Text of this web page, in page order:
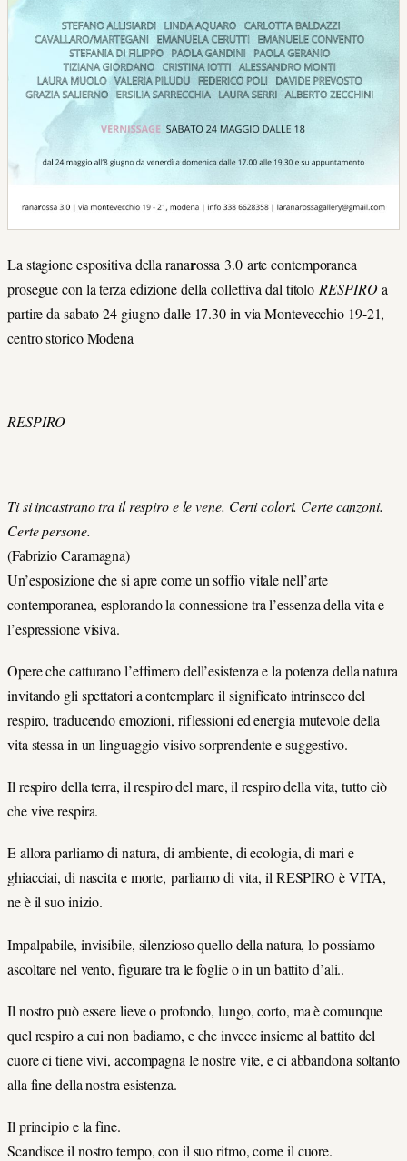
La stagione espositiva della ranarossa 3.0 arte contemporanea
prosegue con la terza edizione della collettiva dal titolo RESPIROa
partire da sabato 24 giugno dalle 17.30 in via Montevecchio 19-21,
centro storico Modena
RESPIRO
Ti si incastrano tra il respiro e le vene. Certi colori. Certe canzoni.
Certe persone.
(Fabrizio Caramagna)
Un’esposizione che si apre come un soffio vitale nell’arte
contemporanea, esplorando la connessione tra l’essenza della vita e
l’espressione visiva.
Opere che catturano l’effimero dell’esistenza e la potenza della natura
invitando gli spettatori a contemplare il significato intrinseco del
respiro, traducendo emozioni, riflessioni ed energia mutevole della
vita stessa in un linguaggio visivo sorprendente e suggestivo.
Il respiro della terra, il respiro del mare, il respiro della vita, tutto ciò
che vive respira.
E allora parliamo di natura, di ambiente, di ecologia, di mari e
ghiacciai, di nascita e morte, parliamo di vita, il RESPIRO è VITA,
ne è il suo inizio.
Impalpabile, invisibile, silenzioso quello della natura, lo possiamo
ascoltare nel vento, figurare tra le foglie o in un battito d’ali..
Il nostro può essere lieve o profondo, lungo, corto, ma è comunque
quel respiro a cui non badiamo, e che invece insieme al battito del
cuore ci tiene vivi, accompagna le nostre vite, e ci abbandona soltanto
alla fine della nostra esistenza.
Il principio e la fine.
Scandisce il nostro tempo, con il suo ritmo, come il cuore.